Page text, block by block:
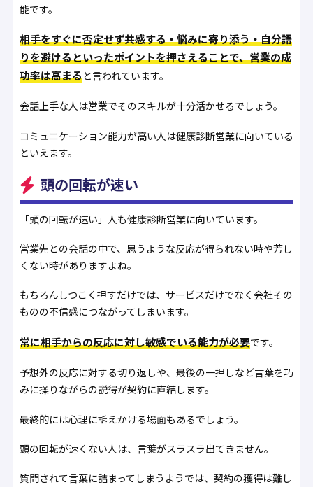
能です。
相手をすぐに否定せず共感する・悩みに寄り添う・自分語
りを避けるといったポイントを押さえることで、営業の成
功率は高まると言われています。
会話上手な人は営業でそのスキルが十分活かせるでしょう。
コミュニケーション能力が高い人は健康診断営業に向いている
といえます。
頭の回転が速い
「頭の回転が速い」人も健康診断営業に向いています。
営業先との会話の中で、思うような反応が得られない時や芳し
くない時がありますよね。
もちろんしつこく押すだけでは、サービスだけでなく会社その
ものの不信感につながってしまいます。
常に相手からの反応に対し敏感でいる能力が必要です。
予想外の反応に対する切り返しや、最後の一押しなど言葉を巧
みに操りながらの説得が契約に直結します。
最終的には心理に訴えかける場面もあるでしょう。
頭の回転が速くない人は、言葉がスラスラ出てきません。
質問されて言葉に詰まってしまうようでは、契約の獲得は難し